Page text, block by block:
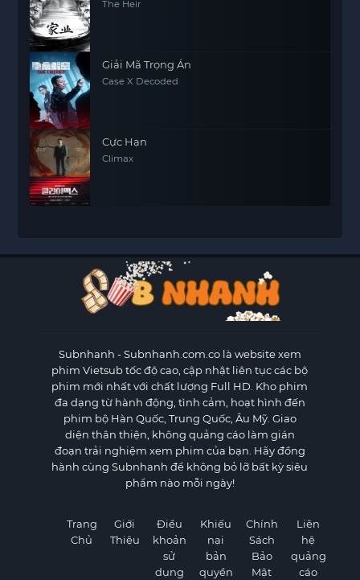
The Heir
Giải Mã Trọng Án
Case X Decoded
Cực Hạn
Climax
Subnhanh - Subnhanh.com.co là website xem
phim Vietsub tốc độ cao, cập nhật liên tục các bộ
phim mới nhất với chất lượng Full HD. Kho phim
đa dạng từ hành động, tình cảm, hoạt hình đến
phim bộ Hàn Quốc, Trung Quốc, Âu Mỹ. Giao
diện thân thiện, không quảng cáo làm gián
đoạn trải nghiệm xem phim của bạn. Hãy đồng
hành cùng Subnhanh để không bỏ lỡ bất kỳ siêu
phẩm nào mỗi ngày!
Trang
Chủ
Giới
Thiệu
Điều
khoản
sử
dụng
Khiếu
nại
bản
quyền
Chính
Sách
Bảo
Mật
Liên
hệ
quảng
cáo